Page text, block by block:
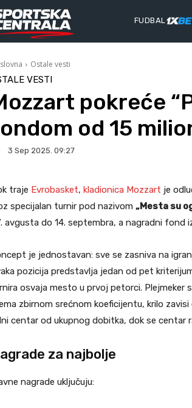
FUDBAL
Ostale vesti
VESTI
pokreće
od 15
3 Sep 2025. 09:27
traje Evrobasket, kladionica Mozzart je
specijalan turnir pod nazivom „Mesta su
avgusta do 14. septembra, a nagradni fond
je jednostavan: sve se zasniva na
pozicija predstavlja jedan od pet
osvaja mesto u prvoj petorci. Plejmeker
zbirnom srećnom koeficijentu, krilo
centar od ukupnog dobitka, dok se centar
za najbolje
nagrade uključuju: